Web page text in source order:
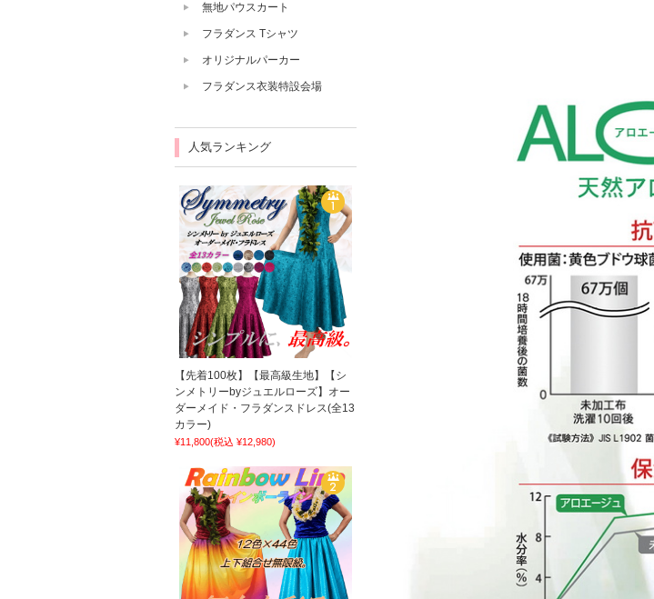
無地パウスカート
フラダンス Tシャツ
オリジナルパーカー
フラダンス衣装特設会場
人気ランキング
【先着100枚】【最高級生地】【シ
ンメトリーbyジュエルローズ】オー
ダーメイド・フラダンスドレス(全13
カラー)
¥11,800(税込 ¥12,980)